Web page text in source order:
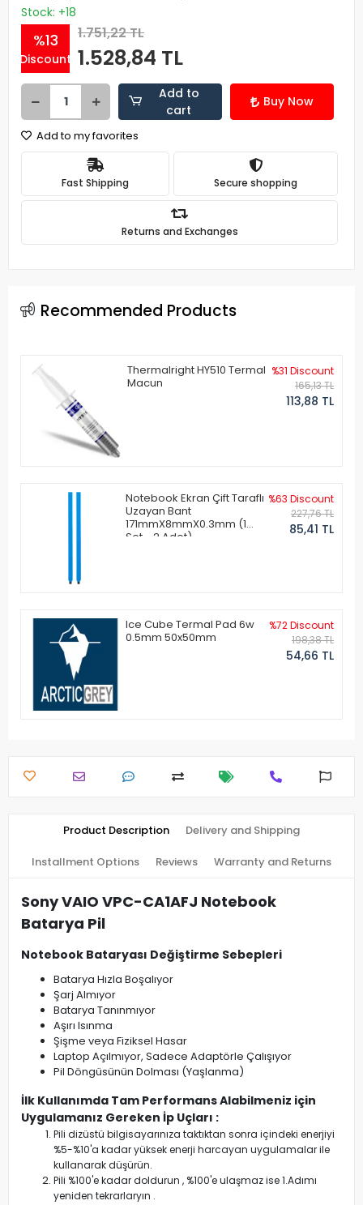
Stock: +18
%13
Discount
1.751,22 TL
1.528,84 TL
Add to
cart
Buy Now
Add to my favorites
Fast Shipping Secure shopping
Returns and Exchanges
Recommended Products
Thermalright HY510 Termal
Macun
%31 Discount
165,13 TL
113,88 TL
Notebook Ekran Çift Taraflı
Uzayan Bant
171mmX8mmX0.3mm (1
Set - 2 Adet)
%63 Discount
227,76 TL
85,41 TL
Ice Cube Termal Pad 6w
0.5mm 50x50mm
%72 Discount
198,38 TL
54,66 TL
Product Description Delivery and Shipping
Installment Options Reviews Warranty and Returns
Sony VAIO VPC-CA1AFJ Notebook
Batarya Pil
Notebook Bataryası Değiştirme Sebepleri
Batarya Hızla Boşalıyor
Şarj Almıyor
Batarya Tanınmıyor
Aşırı Isınma
Şişme veya Fiziksel Hasar
Laptop Açılmıyor, Sadece Adaptörle Çalışıyor
Pil Döngüsünün Dolması (Yaşlanma)
İlk Kullanımda Tam Performans Alabilmeniz için
Uygulamanız Gereken İp Uçları :
Pili dizüstü bilgisayarınıza taktıktan sonra içindeki enerjiyi
%5-%10'a kadar yüksek enerji harcayan uygulamalar ile
kullanarak düşürün.
Pili %100'e kadar doldurun , %100'e ulaşmaz ise 1.Adımı
yeniden tekrarlaryın .